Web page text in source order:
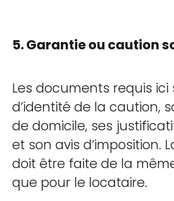
5. Garantie ou caution
Les documents requis
d’identité de la caution,
de domicile, ses
et son avis d’imposition.
doit être faite de la
que pour le locataire.